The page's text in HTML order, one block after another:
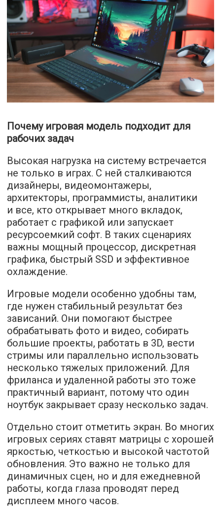
Почему игровая модель подходит для
рабочих задач
Высокая нагрузка на систему встречается
не только в играх. С ней сталкиваются
дизайнеры, видеомонтажеры,
архитекторы, программисты, аналитики
и все, кто открывает много вкладок,
работает с графикой или запускает
ресурсоемкий софт. В таких сценариях
важны мощный процессор, дискретная
графика, быстрый SSD и эффективное
охлаждение.
Игровые модели особенно удобны там,
где нужен стабильный результат без
зависаний. Они помогают быстрее
обрабатывать фото и видео, собирать
большие проекты, работать в 3D, вести
стримы или параллельно использовать
несколько тяжелых приложений. Для
фриланса и удаленной работы это тоже
практичный вариант, потому что один
ноутбук закрывает сразу несколько задач.
Отдельно стоит отметить экран. Во многих
игровых сериях ставят матрицы с хорошей
яркостью, четкостью и высокой частотой
обновления. Это важно не только для
динамичных сцен, но и для ежедневной
работы, когда глаза проводят перед
дисплеем много часов.